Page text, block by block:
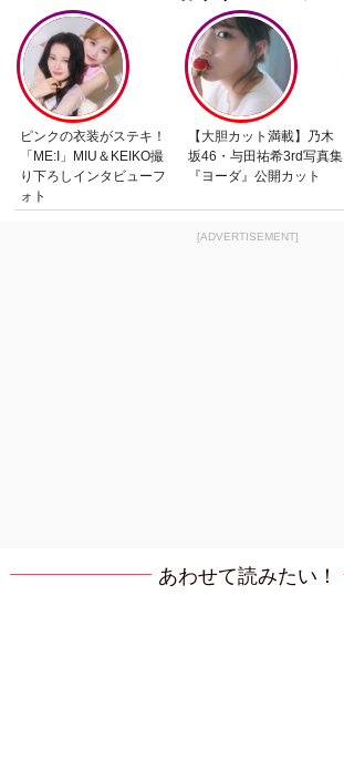
ピンクの衣装がステキ！
「ME:I」MIU＆KEIKO撮
り下ろしインタビューフ
ォト
【大胆カット満載】乃木
坂46・与田祐希3rd写真集
『ヨーダ』公開カット
[ADVERTISEMENT]
あわせて読みたい！